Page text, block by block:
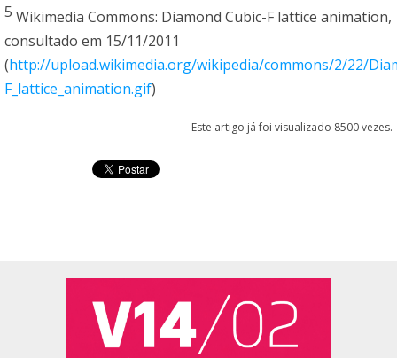
5 Wikimedia Commons: Diamond Cubic-F lattice animation,
consultado em 15/11/2011
(http://upload.wikimedia.org/wikipedia/commons/2/22/
F_lattice_animation.gif)
Este artigo já foi visualizado 8500 vezes.